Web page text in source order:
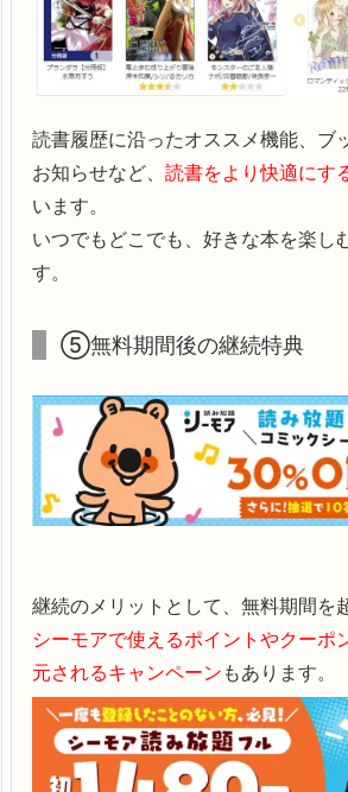
読書履歴に沿ったオススメ機能、ブ
お知らせなど、 読書をより快適にす
います。
いつでもどこでも、好きな本を楽し
す。
⑤無料期間後の継続特典
継続のメリットとして、無料期間を
シーモアで使えるポイントやクーポ
元されるキャンペーン もあります。